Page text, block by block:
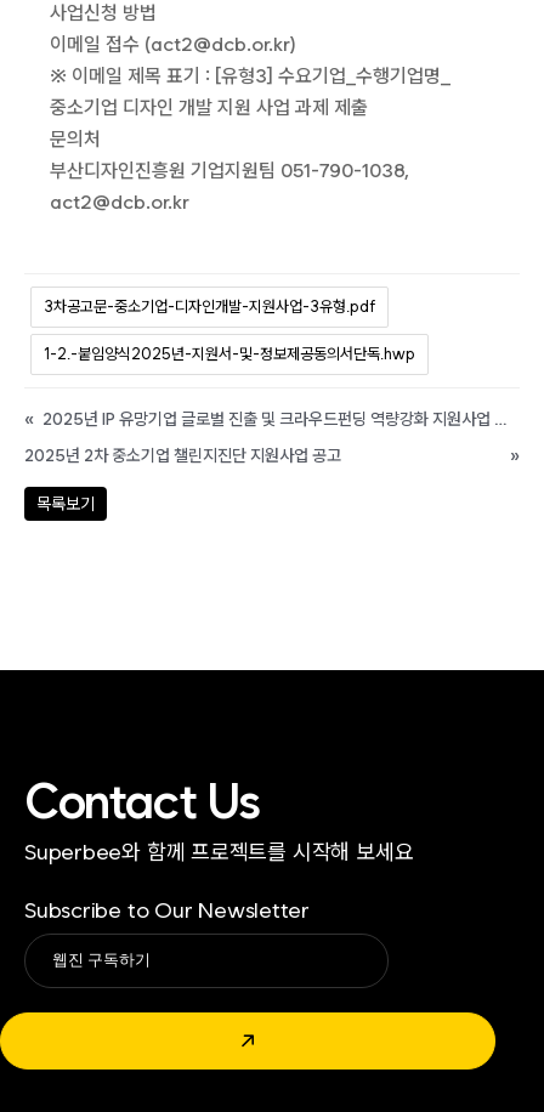
사업신청 방법
이메일 접수 (act2@dcb.or.kr)
※ 이메일 제목 표기 : [유형3] 수요기업_수행기업명_
중소기업 디자인 개발 지원 사업 과제 제출
문의처
부산디자인진흥원 기업지원팀 051-790-1038,
act2@dcb.or.kr
3차공고문-중소기업-디자인개발-지원사업-3유형.pdf
1-2.-붙임양식2025년-지원서-및-정보제공동의서단독.hwp
«
2025년 IP 유망기업 글로벌 진출 및 크라우드펀딩 역량강화 지원사업 참여기업 모집 공고
2025년 2차 중소기업 챌린지진단 지원사업 공고
»
목록보기
Contact Us
Superbee와 함께 프로젝트를 시작해 보세요
Subscribe to Our Newsletter
↗
Alternative: